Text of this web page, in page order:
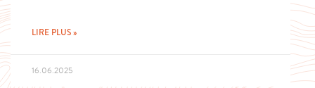
LIRE PLUS »
16.06.2025